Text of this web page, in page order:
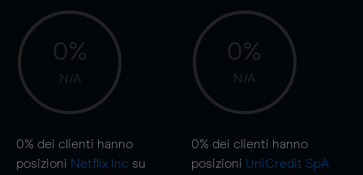
0%
N/A
0% dei clienti hanno
posizioni Netflix Inc su
0%
N/A
0% dei clienti hanno
posizioni UniCredit SpA